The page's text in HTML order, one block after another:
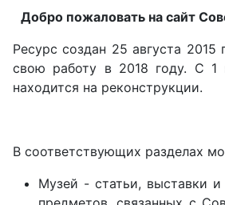
Добро пожаловать на сайт
Ресурс создан 25 августа 2015
свою работу в 2018 году. С 1
находится на реконструкции.
В соответствующих разделах
Музей - статьи, выставки и